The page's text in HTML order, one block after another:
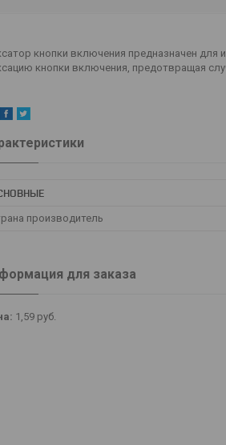
кнопки включения предназначен для
кнопки включения, предотвращая
производитель
для заказа
1,59 руб.